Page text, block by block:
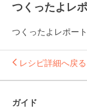
つくったよレ
つくったよレポー
レシピ詳細へ戻る
ガイド